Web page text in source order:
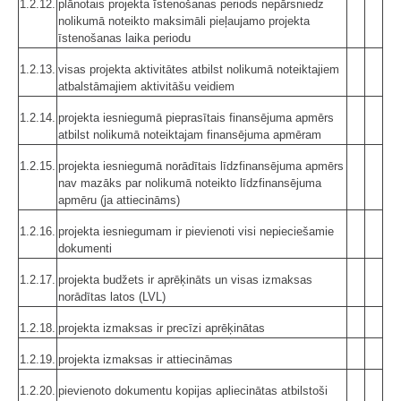
1.2.12. plānotais projekta īstenošanas periods nepārsniedz
nolikumā noteikto maksimāli pieļaujamo projekta
īstenošanas laika periodu
1.2.13. visas projekta aktivitātes atbilst nolikumā noteiktajiem
atbalstāmajiem aktivitāšu veidiem
1.2.14. projekta iesniegumā pieprasītais finansējuma apmērs
atbilst nolikumā noteiktajam finansējuma apmēram
1.2.15. projekta iesniegumā norādītais līdzfinansējuma apmērs
nav mazāks par nolikumā noteikto līdzfinansējuma
apmēru (ja attiecināms)
1.2.16. projekta iesniegumam ir pievienoti visi nepieciešamie
dokumenti
1.2.17. projekta budžets ir aprēķināts un visas izmaksas
norādītas latos (LVL)
1.2.18. projekta izmaksas ir precīzi aprēķinātas
1.2.19. projekta izmaksas ir attiecināmas
1.2.20. pievienoto dokumentu kopijas apliecinātas atbilstoši